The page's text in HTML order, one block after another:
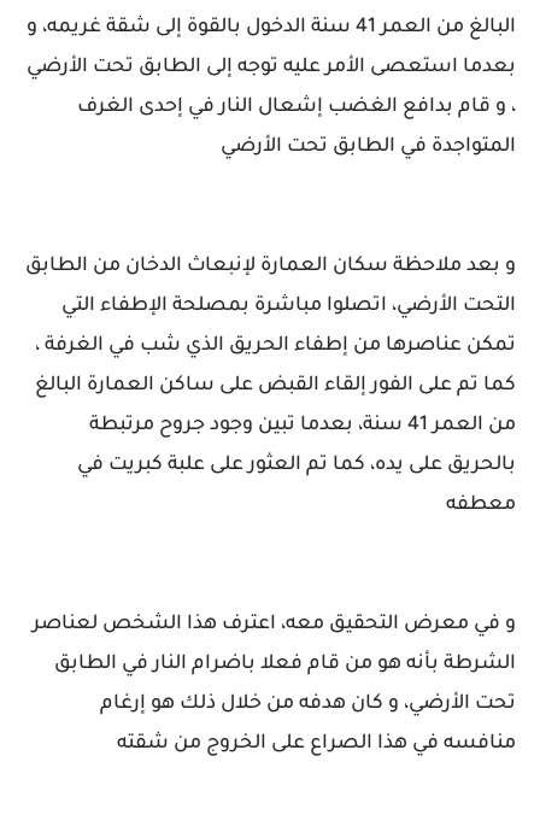
البالغ من العمر 41 سنة الدخول بالقوة إلى شقة غريمه، و
بعدما استعصى الأمر عليه توجه إلى الطابق تحت الأرضي
، و قام بدافع الغضب إشعال النار في إحدى الغرف
المتواجدة في الطابق تحت الأرضي
و بعد ملاحظة سكان العمارة لإنبعاث الدخان من الطابق
التحت الأرضي، اتصلوا مباشرة بمصلحة الإطفاء التي
تمكن عناصرها من إطفاء الحريق الذي شب في الغرفة ،
كما تم على الفور إلقاء القبض على ساكن العمارة البالغ
من العمر 41 سنة، بعدما تبين وجود جروح مرتبطة
بالحريق على يده، كما تم العثور على علبة كبريت في
معطفه
و في معرض التحقيق معه، اعترف هذا الشخص لعناصر
الشرطة بأنه هو من قام فعلا باضرام النار في الطابق
تحت الأرضي، و كان هدفه من خلال ذلك هو إرغام
منافسه في هذا الصراع على الخروج من شقته